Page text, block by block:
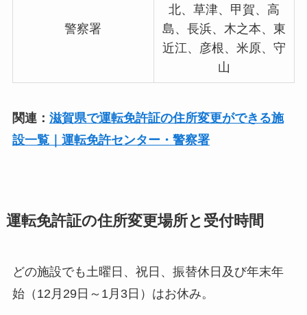
警察署
北、草津、甲賀、高
島、長浜、木之本、東
近江、彦根、米原、守
山
関連： 滋賀県で運転免許証の住所変更ができる施
設一覧｜運転免許センター・警察署
運転免許証の住所変更場所と受付時間
どの施設でも土曜日、祝日、振替休日及び年末年
始（12月29日～1月3日）はお休み。